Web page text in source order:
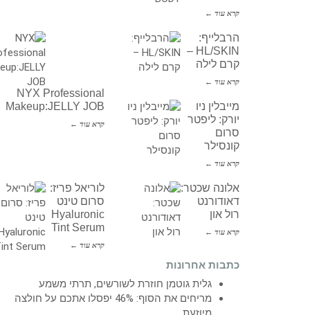
קרא עוד ←
NYX Professional
Makeup:JELLY JOB
קרא עוד ←
הרבלייף:
HL/SKIN –
קרם לילה
קרא עוד ←
מייבלין ניו
יורק: ליפטר
סרום
קונסילר
קרא עוד ←
לוריאל פריז:
סרום טינט
Hyaluronic
Tint Serum
קרא עוד ←
אלונה שכטר:
דאודורנט
רול און
קרא עוד ←
כתבות אחרונות
גלית גוטמן חוזרת לשורשים, תרתי משמע
מריחים את הסוף: 46% יפסלו אתכם על חולצה